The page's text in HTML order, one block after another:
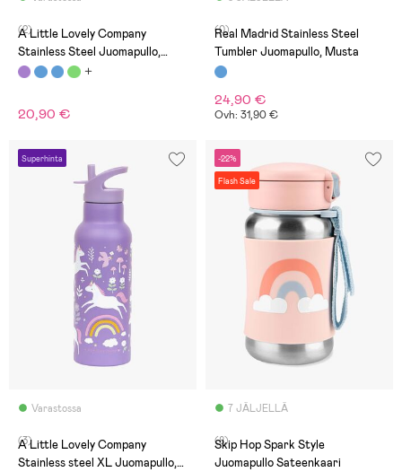
(2)
A Little Lovely Company
Stainless Steel Juomapullo,
Unicorn Dreams
20,90 €
(0)
Real Madrid Stainless Steel
Tumbler Juomapullo, Musta
24,90 €
Ovh: 31,90 €
Superhinta
Varastossa
(3)
A Little Lovely Company
Stainless steel XL Juomapullo,
-22%
Flash Sale
7 JÄLJELLÄ
(8)
Skip Hop Spark Style
Juomapullo Sateenkaari